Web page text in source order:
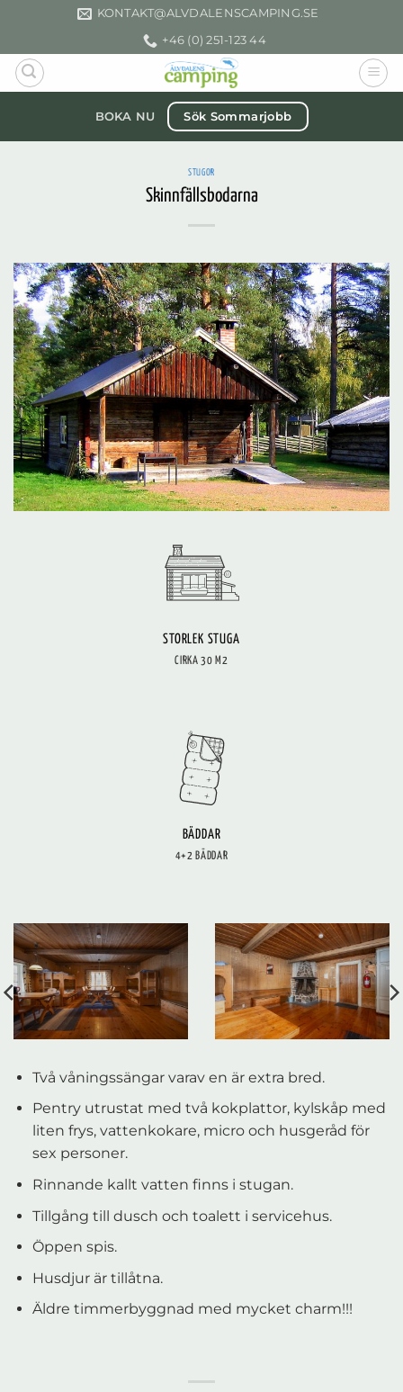
content
KONTAKT­@ALVDALENSCAMPING.SE
+46 (0) 251-123 44
BOKA NU Sök Sommarjobb
STUGOR
Skinnfällsbodarna
STORLEK STUGA
CIRKA 30 M2
BÄDDAR
4+2 BÄDDAR
Två våningssängar varav en är extra bred.
Pentry utrustat med två kokplattor, kylskåp med
liten frys, vattenkokare, micro och husgeråd för
sex personer.
Rinnande kallt vatten finns i stugan.
Tillgång till dusch och toalett i servicehus.
Öppen spis.
Husdjur är tillåtna.
Äldre timmerbyggnad med mycket charm!!!